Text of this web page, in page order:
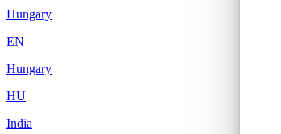
Hungary
EN
Hungary
HU
India